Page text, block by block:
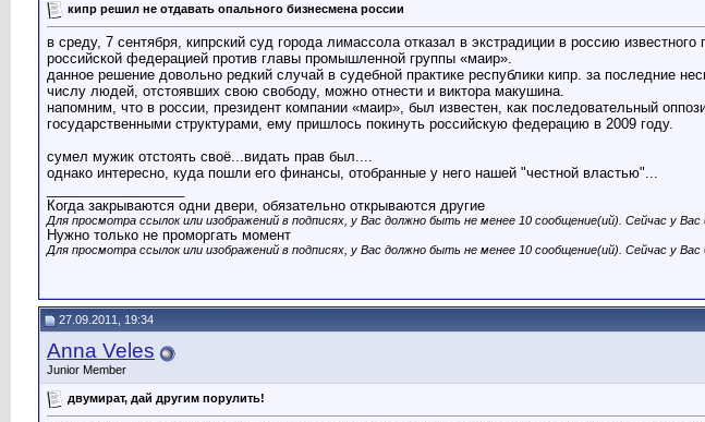
кипр решил не отдавать опального бизнесмена россии
в среду, 7 сентября, кипрский суд города лимассола отказал в экстрадиции в россию
российской федерацией против главы промышленной группы «маир».
данное решение довольно редкий случай в судебной практике республики кипр. за последние
числу людей, отстоявших свою свободу, можно отнести и виктора макушина.
напомним, что в россии, президент компании «маир», был известен, как последовательный
государственными структурами, ему пришлось покинуть российскую федерацию в 2009 году.
сумел мужик отстоять своё...видать прав был....
однако интересно, куда пошли его финансы, отобранные у него нашей "честной властью"...
Когда закрываются одни двери, обязательно открываются другие
Для просмотра ссылок или изображений в подписях, у Вас должно быть не менее 10 сообщение(ий). Сейчас у Вас
Нужно только не проморгать момент
Для просмотра ссылок или изображений в подписях, у Вас должно быть не менее 10 сообщение(ий). Сейчас у Вас
27.09.2011, 19:34
Anna Veles
Junior Member
двумират, дай другим порулить!